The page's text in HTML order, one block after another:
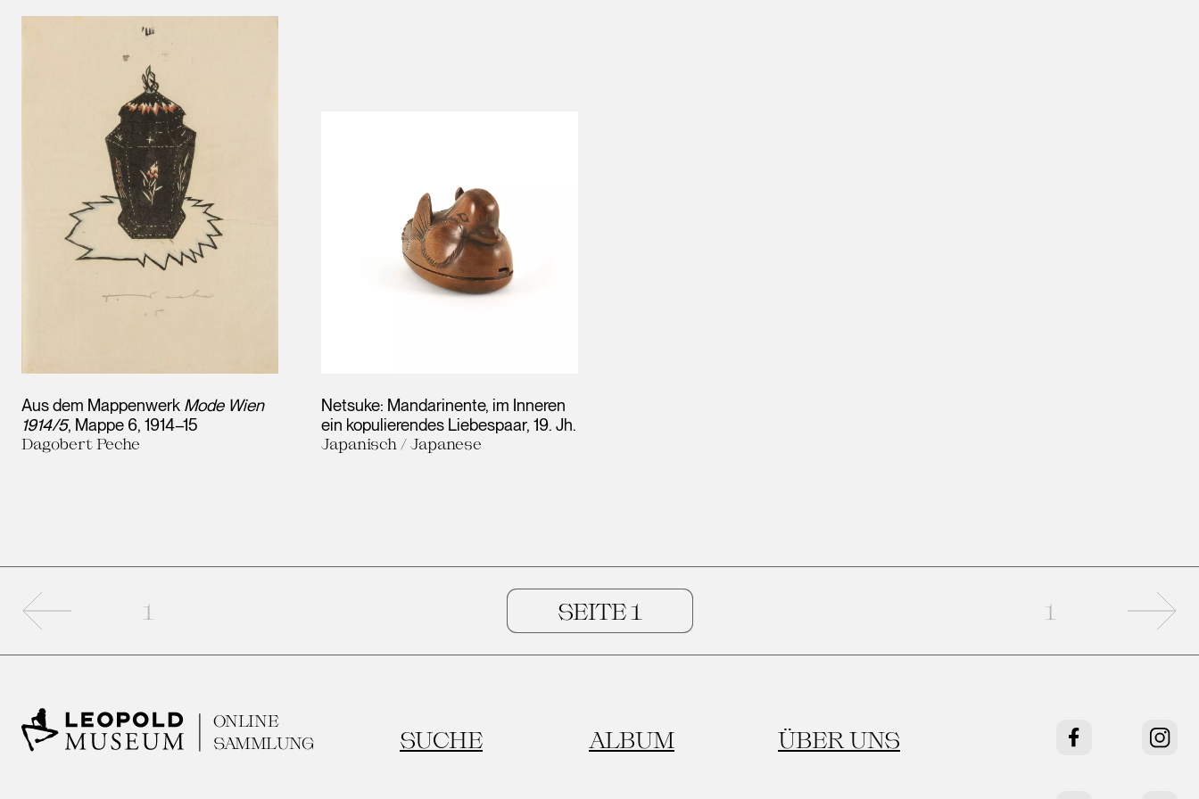
Aus dem Mappenwerk Mode Wien
1914/5, Mappe 6 1914–15
Dagobert Peche
Netsuke: Mandarinente, im Inneren
ein kopulierendes Liebespaar 19. Jh.
Japanisch / Japanese
Vorherige Seite
1 1
ONLINE
SAMMLUNG SUCHE ALBUM ÜBER UNS Facebook